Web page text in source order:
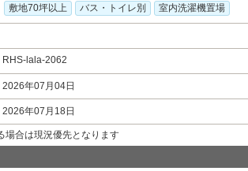
敷地70坪以上
バス・トイレ別 室内洗濯機置場
RHS-lala-2062
2026年07月04日
2026年07月18日
合は現況優先となります